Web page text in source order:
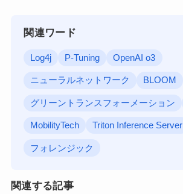
関連ワード
Log4j P-Tuning OpenAI o3
ニューラルネットワーク BLOOM
グリーントランスフォーメーション
MobilityTech Triton Inference Server
フォレンジック
関連する記事